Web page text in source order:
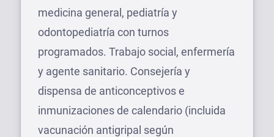
medicina general, pediatría y
odontopediatría con turnos
programados. Trabajo social, enfermería
y agente sanitario. Consejería y
dispensa de anticonceptivos e
inmunizaciones de calendario (incluida
vacunación antigripal según